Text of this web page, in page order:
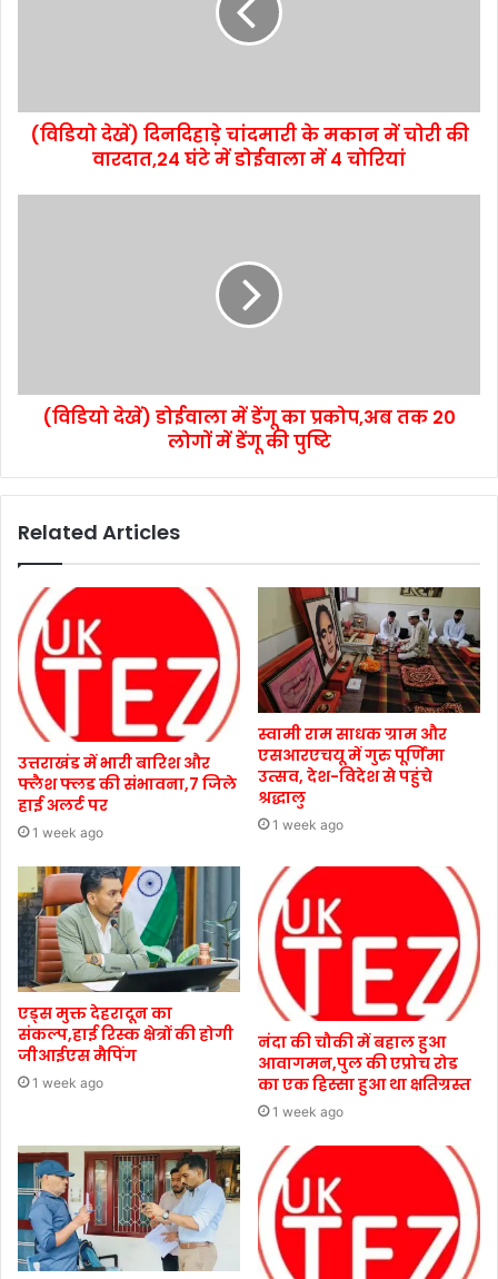
(विडियो देखें) दिनदिहाड़े चांदमारी के मकान में चोरी की
वारदात,24 घंटे में डोईवाला में 4 चोरियां
(विडियो देखें) डोईवाला में डेंगू का प्रकोप,अब तक 20
लोगों में डेंगू की पुष्टि
Related Articles
उत्तराखंड में भारी बारिश और
फ्लैश फ्लड की संभावना,7 जिले
हाई अलर्ट पर
1 week ago
स्वामी राम साधक ग्राम और
एसआरएचयू में गुरु पूर्णिमा
उत्सव, देश-विदेश से पहुंचे
श्रद्धालु
1 week ago
एड्स मुक्त देहरादून का
संकल्प,हाई रिस्क क्षेत्रों की होगी
जीआईएस मैपिंग
1 week ago
नंदा की चौकी में बहाल हुआ
आवागमन,पुल की एप्रोच रोड
का एक हिस्सा हुआ था क्षतिग्रस्त
1 week ago